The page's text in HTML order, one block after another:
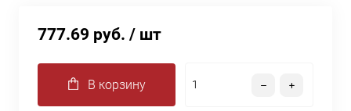
777.69 руб. / шт
В корзину